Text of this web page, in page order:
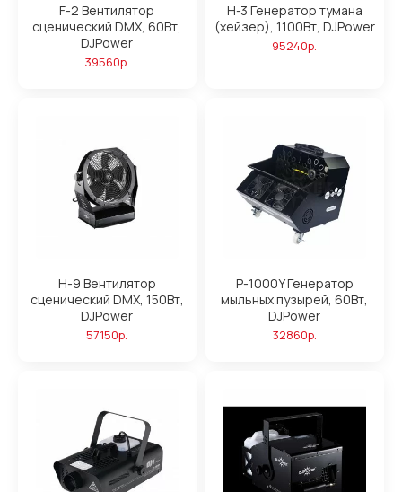
F-2 Вентилятор
сценический DMX, 60Вт,
DJPower
39560р.
H-3 Генератор тумана
(хейзер), 1100Вт, DJPower
95240р.
H-9 Вентилятор
сценический DMX, 150Вт,
DJPower
57150р.
P-1000Y Генератор
мыльных пузырей, 60Вт,
DJPower
32860р.